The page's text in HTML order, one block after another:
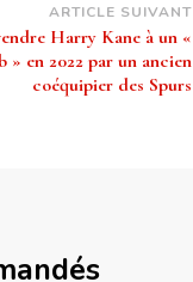
ARTICLE SUIVANT
Harry Kane à un «
» en 2022 par un ancien
coéquipier des Spurs